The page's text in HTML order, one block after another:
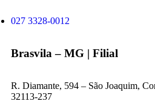
027 3328-0012
Brasvila – MG | Filial
R. Diamante, 594 – São Joaquim,
32113-237